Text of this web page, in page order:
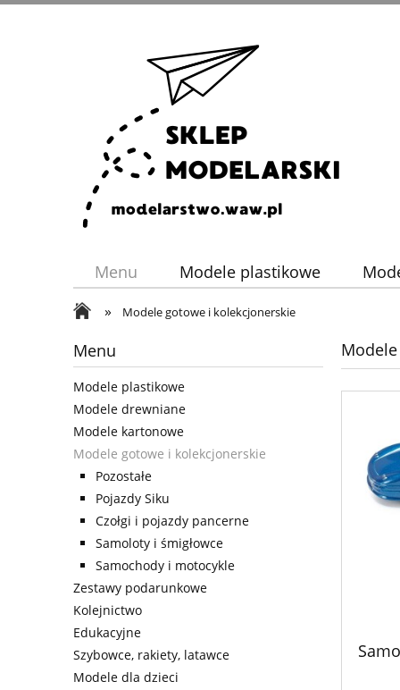
Menu Modele plastikowe
Nowości
Modele dla dzieci
» Modele gotowe i kolekcjonerskie
Menu
Modele plastikowe
Modele drewniane
Modele kartonowe
Modele gotowe i kolekcjonerskie
Pozostałe
Pojazdy Siku
Czołgi i pojazdy pancerne
Samoloty i śmigłowce
Samochody i motocykle
Zestawy podarunkowe
Kolejnictwo
Edukacyjne
Szybowce, rakiety, latawce
Modele dla dzieci